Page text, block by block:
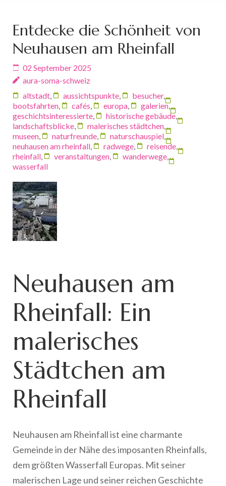
Entdecke die Schönheit von
Neuhausen am Rheinfall
02 September 2025
aura-soma-schweiz
altstadt
aussichtspunkte besucher,
bootsfahrten
cafés europa galerien,
geschichtsinteressierte
historische gebäude
landschaftsblicke
malerisches städtchen
museen
naturfreunde naturschauspiel
neuhausen am rheinfall
radwege reisende
rheinfall
veranstaltungen wanderwege
wasserfall
Neuhausen am
Rheinfall: Ein
malerisches
Städtchen am
Rheinfall
Neuhausen am Rheinfall ist eine charmante
Gemeinde in der Nähe des imposanten Rheinfalls,
dem größten Wasserfall Europas. Mit seiner
malerischen Lage und seiner reichen Geschichte